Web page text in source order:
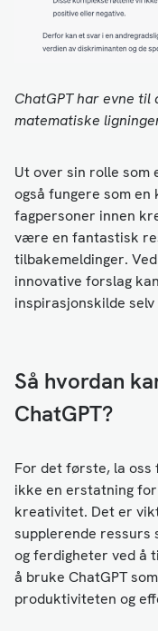
ChatGPT har evne
matematiske
Ut over sin rolle som
også fungere som
fagpersoner innen
være en fantastisk
tilbakemeldinger.
innovative forslag
inspirasjonskilde
Så hvordan
ChatGPT?
For det første, la
ikke en erstatning
kreativitet. Det er
supplerende ressurs
og ferdigheter ved å
å bruke ChatGPT
produktiviteten og